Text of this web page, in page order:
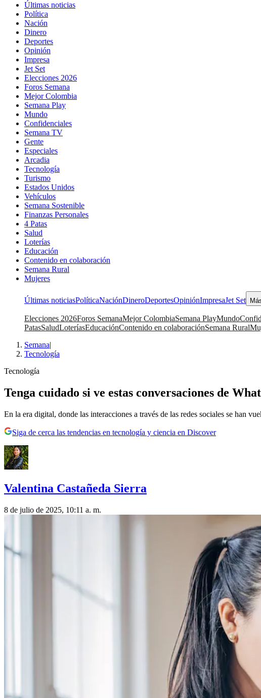
Últimas noticias
Política
Nación
Dinero
Deportes
Opinión
Impresa
Jet Set
Elecciones 2026
Foros Semana
Mejor Colombia
Semana Play
Mundo
Confidenciales
Semana TV
Gente
Especiales
Arcadia
Tecnología
Turismo
Estados Unidos
Vehículos
Semana Sostenible
Finanzas Personales
4 Patas
Salud
Loterías
Educación
Contenido en colaboración
Semana Rural
Mujeres
Últimas noticiasPolíticaNaciónDineroDeportesOpiniónImpresaJet Set
Elecciones 2026Foros SemanaMejor ColombiaSemana PlayMundo
PatasSaludLoteríasEducaciónContenido en colaboraciónSemana Rural
Semana|
Tecnología
Tecnología
Tenga cuidado si ve estas conversaciones de
En la era digital, donde las interacciones a través de las redes sociales se han
Siga de cerca las tendencias en tecnología y ciencia en Discover
Valentina Castañeda Sierra
8 de julio de 2025, 10:11 a. m.